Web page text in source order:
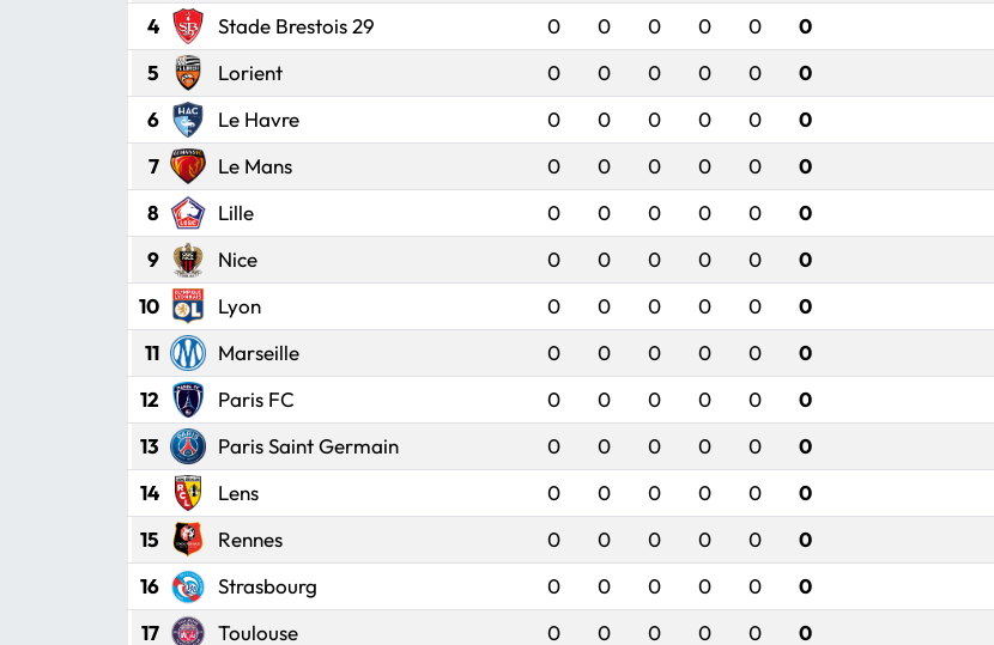
4
Stade Brestois 29 0 0 0 0 0
0
5
Lorient 0 0 0 0 0
0
6
Le Havre 0 0 0 0 0
0
7
Le Mans 0 0 0 0 0
0
8
Lille 0 0 0 0 0
0
9
Nice 0 0 0 0 0
0
10
Lyon 0 0 0 0 0
0
11
Marseille 0 0 0 0 0
0
12
Paris FC 0 0 0 0 0
0
13
Paris Saint Germain 0 0 0 0 0
0
14
Lens 0 0 0 0 0
0
15
Rennes 0 0 0 0 0
0
16
Strasbourg 0 0 0 0 0
0
17
Toulouse 0 0 0 0 0
0
SAĞLIK
SİYASET
TARIM
RESMİ İLANLAR
HABER İLAN